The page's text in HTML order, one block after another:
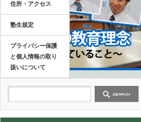
住所・アクセス
塾生規定
プライバシー保護
と個人情報の取り
扱いについて